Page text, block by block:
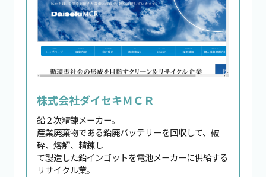
株式会社ダイセキＭＣＲ
鉛２次精錬メーカー。
産業廃棄物である鉛廃バッテリーを回収して、破
砕、熔解、精錬し
て製造した鉛インゴットを電池メーカーに供給する
リサイクル業。